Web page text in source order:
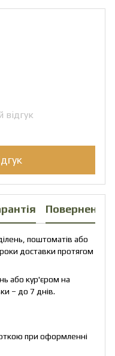
Повернення
поштоматів або
доставки протягом
або кур'єром на
– до 7 днів.
при оформленні